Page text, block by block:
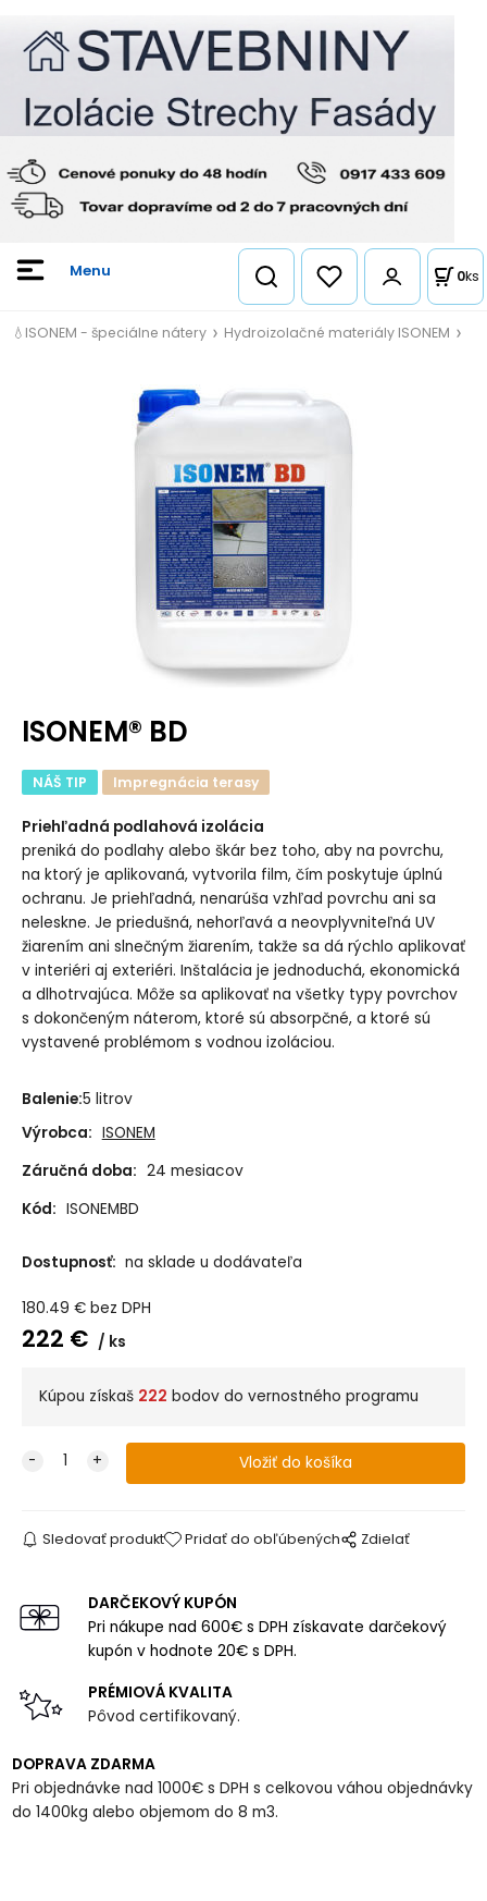
0ks
💧ISONEM - špeciálne nátery Hydroizolačné materiály ISONEM
ISONEM® BD
NÁŠ TIP Impregnácia terasy
Priehľadná podlahová izolácia
preniká do podlahy alebo škár bez toho, aby na povrchu,
na ktorý je aplikovaná, vytvorila film, čím poskytuje úplnú
ochranu. Je priehľadná, nenarúša vzhľad povrchu ani sa
neleskne. Je priedušná, nehorľavá a neovplyvniteľná UV
žiarením ani slnečným žiarením, takže sa dá rýchlo aplikovať
v interiéri aj exteriéri. Inštalácia je jednoduchá, ekonomická
a dlhotrvajúca. Môže sa aplikovať na všetky typy povrchov
s dokončeným náterom, ktoré sú absorpčné, a ktoré sú
vystavené problémom s vodnou izoláciou.
Balenie:5 litrov
Výrobca: ISONEM
Záručná doba: 24 mesiacov
Kód: ISONEMBD
Dostupnosť: na sklade u dodávateľa
180.49 € bez DPH
222 € ks
Kúpou získaš 222 bodov do vernostného programu
Sledovať produkt Pridať do obľúbených Zdielať
DARČEKOVÝ KUPÓN
Pri nákupe nad 600€ s DPH získavate darčekový
kupón v hodnote 20€ s DPH.
PRÉMIOVÁ KVALITA
Pôvod certifikovaný.
DOPRAVA ZDARMA
Pri objednávke nad 1000€ s DPH s celkovou váhou objednávky
do 1400kg alebo objemom do 8 m3.